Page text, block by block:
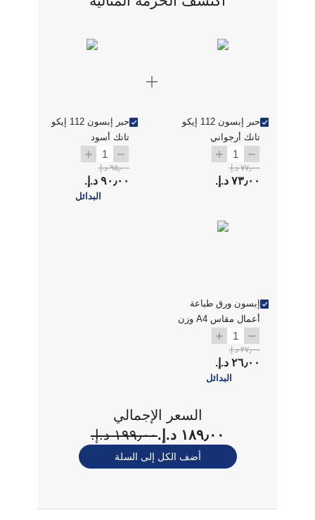
حبر إبسون 112 إيكو
تانك أرجواني
1
٧٣٫٠٠ د.إ.‏
٧٧٫٠٠ د.إ.‏
حبر إبسون 112 إيكو
تانك أسود
1
٩٠٫٠٠ د.إ.‏
٩٥٫٠٠ د.إ.‏
البدائل
إبسون ورق طباعة
أعمال مقاس A4 وزن
80 جم عدد 500 ورقة
1
٢٦٫٠٠ د.إ.‏
٢٧٫٠٠ د.إ.‏
البدائل
السعر الإجمالي
١٨٩٫٠٠ د.إ.‏
١٩٩٫٠٠ د.إ.‏
أضف الكل إلى السلة